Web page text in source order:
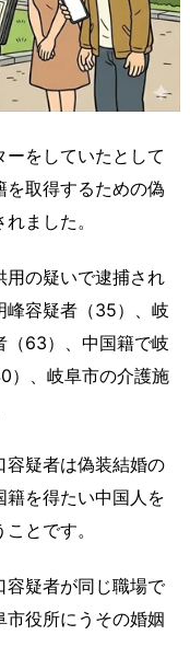
をしていたとして
取得するための偽
ました。
の疑いで逮捕され
峰容疑者（35）、岐
（63）、中国籍で岐
）、岐阜市の介護施
疑者は偽装結婚の
籍を得たい中国人を
とです。
疑者が同じ職場で
役所にうその婚姻